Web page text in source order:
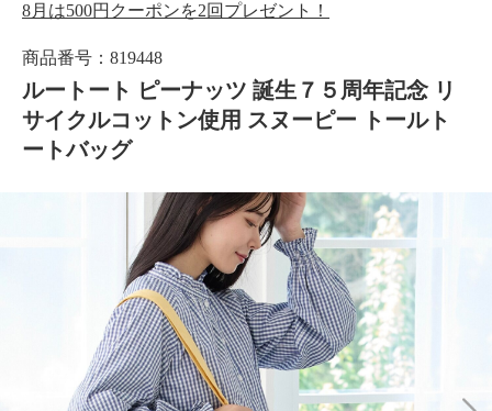
ご購入金額相当のクーポンをプレゼント！
商品番号：819448
ルートート ピーナッツ 誕生７５周年記念 リ
サイクルコットン使用 スヌーピー トールト
ートバッグ